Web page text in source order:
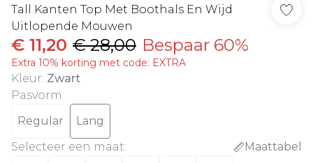
Tall Kanten Top Met Boothals En Wijd
Uitlopende Mouwen
€ 11,20 € 28,00 Bespaar 60%
Extra 10% korting met code: EXTRA
Kleur: Zwart
Pasvorm:
Regular
Lang
Selecteer een maat:
Maattabel